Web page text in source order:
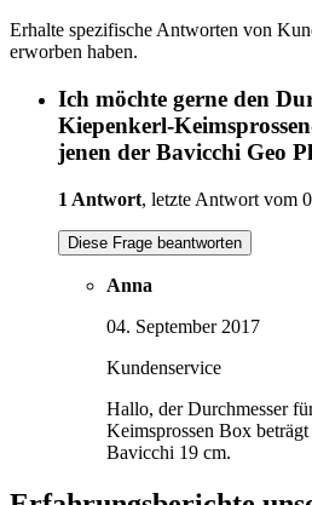
Erhalte spezifische Antworten von
erworben haben.
Ich möchte gerne den
Kiepenkerl-
jenen der Bavicchi Geo
1 Antwort, letzte Antwort vom
Diese Frage beantworten
Anna
04. September 2017
Kundenservice
Hallo, der Durchmesser
Keimsprossen Box
Bavicchi 19 cm.